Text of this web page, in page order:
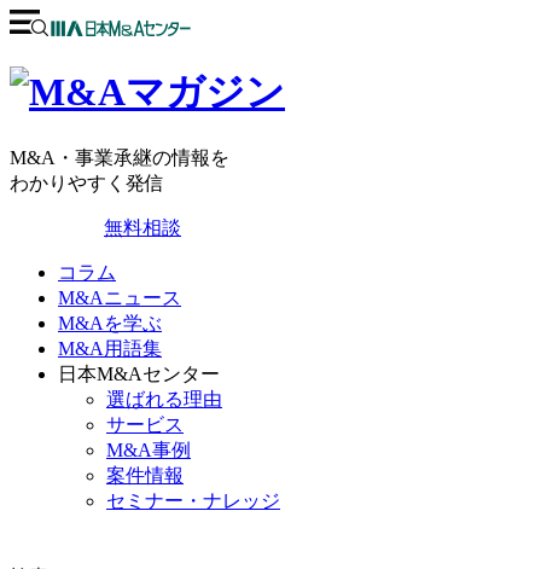
M&A・事業承継の情報を
わかりやすく発信
無料相談
コラム
M&Aニュース
M&Aを学ぶ
M&A用語集
日本M&Aセンター
選ばれる理由
サービス
M&A事例
案件情報
セミナー・ナレッジ